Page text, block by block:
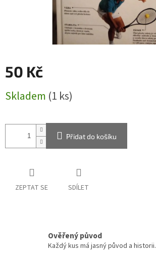
50 Kč
cena:
Skladem (1 ks)
Přidat do košíku
ZEPTAT SE SDÍLET
Ověřený původ
Každý kus má jasný původ a historii.